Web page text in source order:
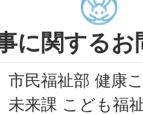
に関する
市民福祉部 健康
未来課 こども福